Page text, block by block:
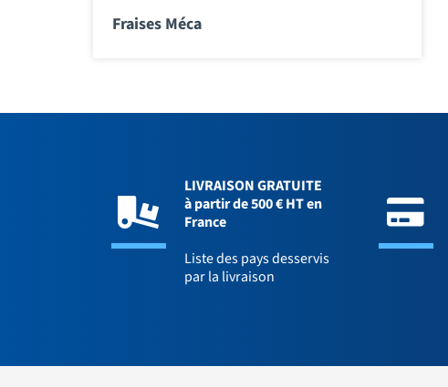
Fraises Méca
LIVRAISON GRATUITE
à partir de 500 € HT en
France
Liste des pays desservis
par la livraison